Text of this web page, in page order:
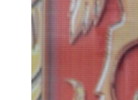
ПРОБЛЕМА КРИМУ